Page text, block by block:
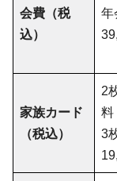
会費（税
込）
年
家族カード
（税込）
2
料
3